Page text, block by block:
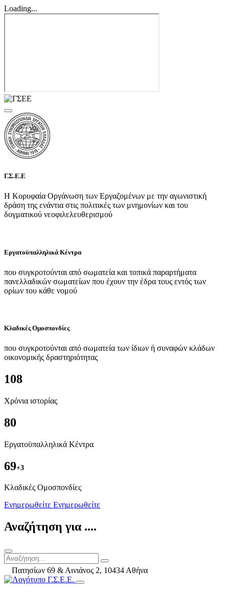
Loading...
Γ.Σ.Ε.Ε
Η Κορυφαία Οργάνωση των Εργαζομένων με την αγωνιστική
δράση της ενάντια στις πολιτικές των μνημονίων και του
δογματικού νεοφιλελευθερισμού
Εργατοϋπαλληλικά Κέντρα
που συγκροτούνται από σωματεία και τοπικά παραρτήματα
πανελλαδικών σωματείων που έχουν την έδρα τους εντός των
ορίων του κάθε νομού
Κλαδικές Ομοσπονδίες
που συγκροτούνται από σωματεία των ίδιων ή συναφών κλάδων
οικονομικής δραστηριότητας
108
Χρόνια ιστορίας
80
Εργατοϋπαλληλικά Κέντρα
69+3
Kλαδικές Ομοσπονδίες
Ενημερωθείτε Ενημερωθείτε
Αναζήτηση για ....
Πατησίων 69 & Αινιάνος 2, 10434 Αθήνα